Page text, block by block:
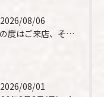
2026/08/06
この度はご来店、そして素敵なご紹介誠にありがとうございます✨...
2026/08/01